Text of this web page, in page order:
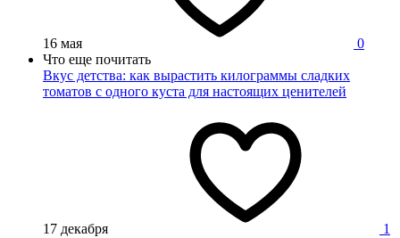
16 мая
0
Что еще почитать
Вкус детства: как вырастить килограммы сладких
томатов с одного куста для настоящих ценителей
17 декабря 1